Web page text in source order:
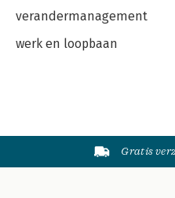
verandermanagement
werk en loopbaan
Gratis